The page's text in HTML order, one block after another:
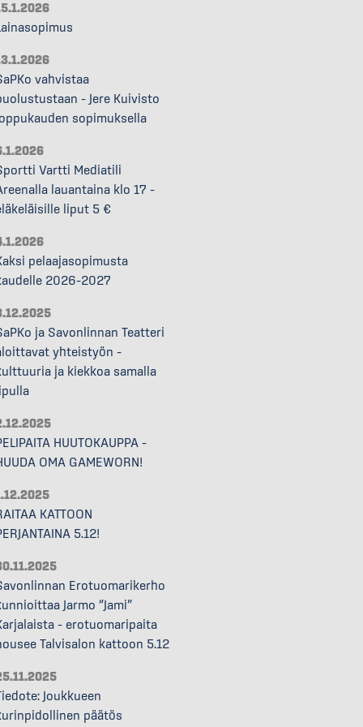
vahvistaa
– Jere Kuivisto
sopimuksella
Vartti Mediatili
lauantaina klo 17 –
liput 5 €
pelaajasopimusta
2026–2027
ja Savonlinnan Teatteri
yhteistyön –
ja kiekkoa samalla
HUUTOKAUPPA –
OMA GAMEWORN!
KATTOON
5.12!
Erotuomarikerho
Jarmo “Jami”
– erotuomaripaita
Talvisalon kattoon 5.12
Joukkueen
päätös